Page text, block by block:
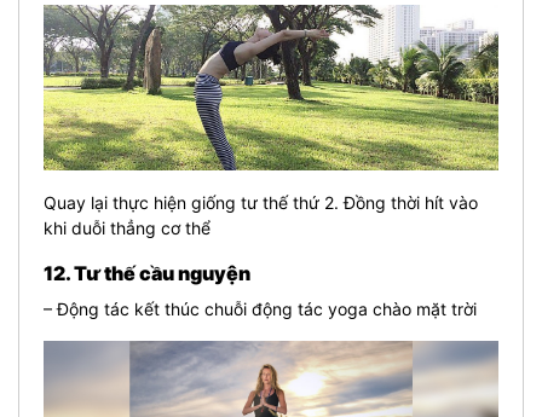
Quay lại thực hiện giống tư thế thứ 2. Đồng thời hít vào
khi duỗi thẳng cơ thể
12. Tư thế cầu nguyện
– Động tác kết thúc chuỗi động tác yoga chào mặt trời